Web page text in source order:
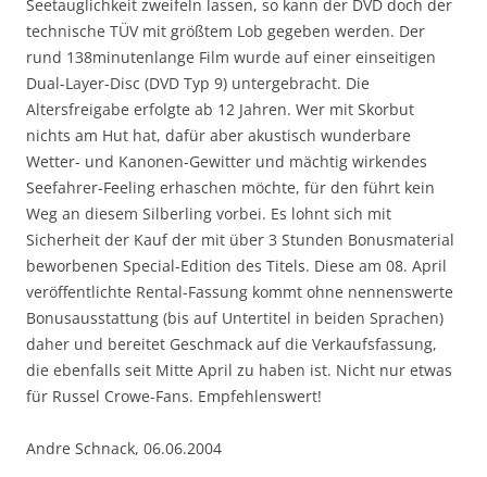
Seetauglichkeit zweifeln lassen, so kann der DVD doch der
technische TÜV mit größtem Lob gegeben werden. Der
rund 138minutenlange Film wurde auf einer einseitigen
Dual-Layer-Disc (DVD Typ 9) untergebracht. Die
Altersfreigabe erfolgte ab 12 Jahren. Wer mit Skorbut
nichts am Hut hat, dafür aber akustisch wunderbare
Wetter- und Kanonen-Gewitter und mächtig wirkendes
Seefahrer-Feeling erhaschen möchte, für den führt kein
Weg an diesem Silberling vorbei. Es lohnt sich mit
Sicherheit der Kauf der mit über 3 Stunden Bonusmaterial
beworbenen Special-Edition des Titels. Diese am 08. April
veröffentlichte Rental-Fassung kommt ohne nennenswerte
Bonusausstattung (bis auf Untertitel in beiden Sprachen)
daher und bereitet Geschmack auf die Verkaufsfassung,
die ebenfalls seit Mitte April zu haben ist. Nicht nur etwas
für Russel Crowe-Fans. Empfehlenswert!
Andre Schnack, 06.06.2004